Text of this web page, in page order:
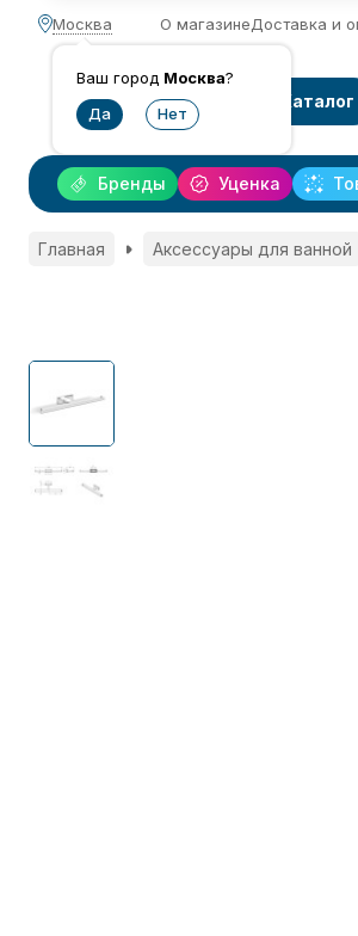
Москва
Ваш город Москва?
О магазинеДоставка и
Каталог
Уценка
Бренды
Главная Аксессуары для ванной